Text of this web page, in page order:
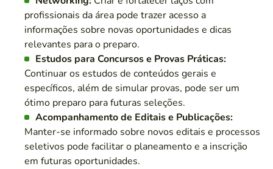
profissionais da área pode trazer acesso a
informações sobre novas oportunidades e dicas
relevantes para o preparo.
Estudos para Concursos e Provas Práticas:
Continuar os estudos de conteúdos gerais e
específicos, além de simular provas, pode ser um
ótimo preparo para futuras seleções.
Acompanhamento de Editais e Publicações:
Manter-se informado sobre novos editais e processos
seletivos pode facilitar o planeamento e a inscrição
em futuras oportunidades.